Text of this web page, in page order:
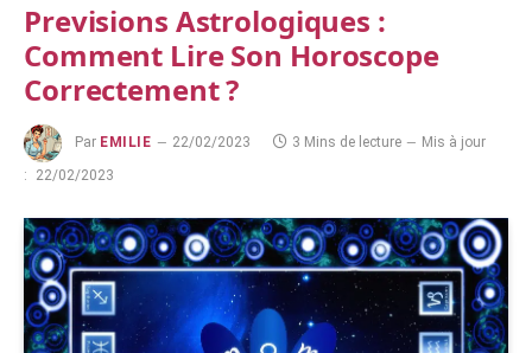
Previsions Astrologiques :
Comment Lire Son Horoscope
Correctement ?
Par EMILIE 22/02/2023 3 Mins de lecture
Mis à jour
:
22/02/2023